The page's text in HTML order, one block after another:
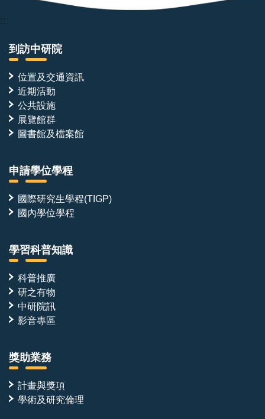
:::
到訪中研院
位置及交通資訊
近期活動
公共設施
展覽館群
圖書館及檔案館
申請學位學程
國際研究生學程(TIGP)
國內學位學程
學習科普知識
科普推廣
研之有物
中研院訊
影音專區
獎助業務
計畫與獎項
學術及研究倫理